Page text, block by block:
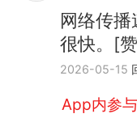
网络传
很快。[
2026-05-15
App内参